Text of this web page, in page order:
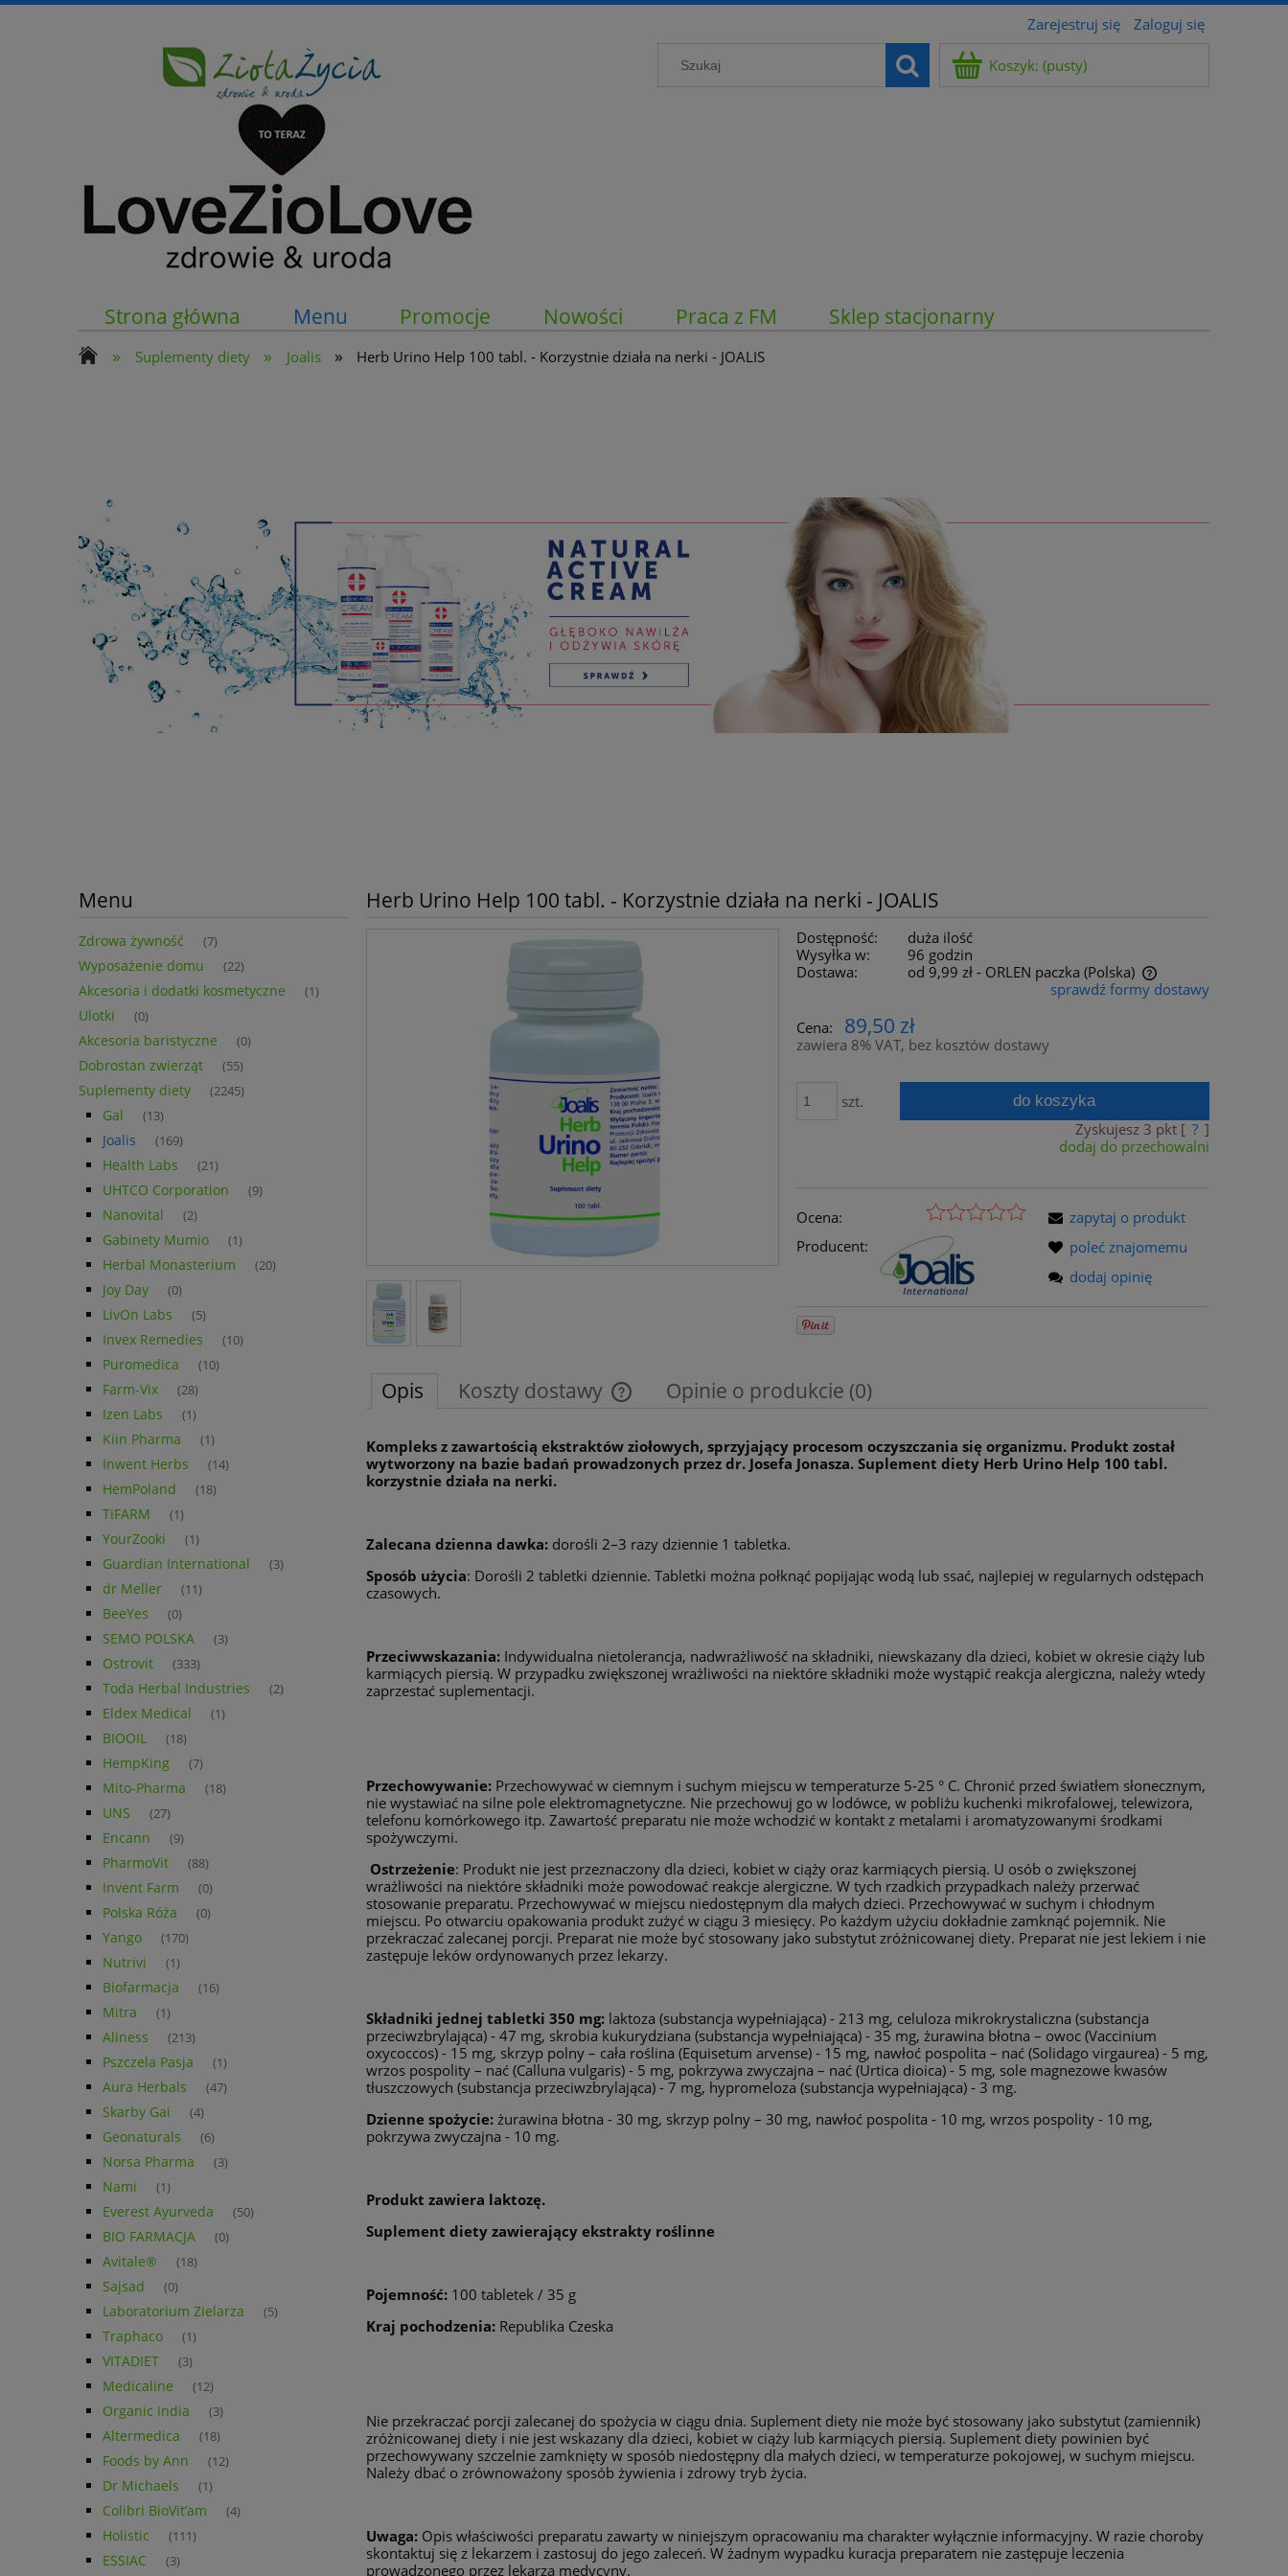
Zarejestruj się Zaloguj się
Koszyk: (pusty)
Strona główna Menu Promocje Nowości Praca z FM
Sklep stacjonarny
Kontakt z nami
» Suplementy diety » Joalis » Herb Urino Help 100 tabl. - Korzystnie działa na nerki - JOALIS
Menu
Zdrowa żywność (7)
Wyposażenie domu (22)
Akcesoria i dodatki kosmetyczne (1)
Ulotki (0)
Akcesoria baristyczne (0)
Dobrostan zwierząt (55)
Suplementy diety (2245)
Gal (13)
Joalis (169)
Health Labs (21)
UHTCO Corporation (9)
Nanovital (2)
Gabinety Mumio (1)
Herbal Monasterium (20)
Joy Day (0)
LivOn Labs (5)
Invex Remedies (10)
Puromedica (10)
Farm-Vix (28)
Izen Labs (1)
Kiin Pharma (1)
Inwent Herbs (14)
HemPoland (18)
TiFARM (1)
YourZooki (1)
Guardian International (3)
dr Meller (11)
BeeYes (0)
SEMO POLSKA (3)
Ostrovit (333)
Toda Herbal Industries (2)
Eldex Medical (1)
BIOOIL (18)
HempKing (7)
Mito-Pharma (18)
UNS (27)
Encann (9)
PharmoVit (88)
Invent Farm (0)
Polska Róża (0)
Yango (170)
Nutrivi (1)
Biofarmacja (16)
Mitra (1)
Aliness (213)
Pszczela Pasja (1)
Aura Herbals (47)
Skarby Gai (4)
Geonaturals (6)
Norsa Pharma (3)
Nami (1)
Everest Ayurveda (50)
BIO FARMACJA (0)
Avitale® (18)
Sajsad (0)
Laboratorium Zielarza (5)
Traphaco (1)
VITADIET (3)
Medicaline (12)
Organic India (3)
Altermedica (18)
Foods by Ann (12)
Dr Michaels (1)
Colibri BioVit’am (4)
Holistic (111)
ESSIAC (3)
Herb Urino Help 100 tabl. - Korzystnie działa na nerki - JOALIS
Dostępność:
duża ilość
Wysyłka w:
96 godzin
Dostawa:
od 9,99 zł - ORLEN paczka (Polska)
Cena nie zawiera ewentualnych kosztów
płatności
sprawdź formy dostawy
Cena:
89,50 zł
zawiera 8% VAT, bez kosztów dostawy
szt.
do koszyka
Zyskujesz 3 pkt [ ? ]
dodaj do przechowalni
Ocena:
Producent:
zapytaj o produkt
poleć znajomemu
dodaj opinię
Opis Koszty dostawy
Cena nie zawiera ewentualnych kosztów
płatności
Opinie o produkcie (0)
Kompleks z zawartością ekstraktów ziołowych, sprzyjający procesom oczyszczania się organizmu. Produkt został
wytworzony na bazie badań prowadzonych przez dr. Josefa Jonasza. Suplement diety Herb Urino Help 100 tabl.
korzystnie działa na nerki.
Zalecana dzienna dawka: dorośli 2–3 razy dziennie 1 tabletka.
Sposób użycia: Dorośli 2 tabletki dziennie. Tabletki można połknąć popijając wodą lub ssać, najlepiej w regularnych odstępach
czasowych.
Przeciwwskazania: Indywidualna nietolerancja, nadwrażliwość na składniki, niewskazany dla dzieci, kobiet w okresie ciąży lub
karmiących piersią. W przypadku zwiększonej wrażliwości na niektóre składniki może wystąpić reakcja alergiczna, należy wtedy
zaprzestać suplementacji.
Przechowywanie: Przechowywać w ciemnym i suchym miejscu w temperaturze 5-25 ° C. Chronić przed światłem słonecznym,
nie wystawiać na silne pole elektromagnetyczne. Nie przechowuj go w lodówce, w pobliżu kuchenki mikrofalowej, telewizora,
telefonu komórkowego itp. Zawartość preparatu nie może wchodzić w kontakt z metalami i aromatyzowanymi środkami
spożywczymi.
Ostrzeżenie: Produkt nie jest przeznaczony dla dzieci, kobiet w ciąży oraz karmiących piersią. U osób o zwiększonej
wrażliwości na niektóre składniki może powodować reakcje alergiczne. W tych rzadkich przypadkach należy przerwać
stosowanie preparatu. Przechowywać w miejscu niedostępnym dla małych dzieci. Przechowywać w suchym i chłodnym
miejscu. Po otwarciu opakowania produkt zużyć w ciągu 3 miesięcy. Po każdym użyciu dokładnie zamknąć pojemnik. Nie
przekraczać zalecanej porcji. Preparat nie może być stosowany jako substytut zróżnicowanej diety. Preparat nie jest lekiem i nie
zastępuje leków ordynowanych przez lekarzy.
Składniki jednej tabletki 350 mg: laktoza (substancja wypełniająca) - 213 mg, celuloza mikrokrystaliczna (substancja
przeciwzbrylająca) - 47 mg, skrobia kukurydziana (substancja wypełniająca) - 35 mg, żurawina błotna – owoc (Vaccinium
oxycoccos) - 15 mg, skrzyp polny – cała roślina (Equisetum arvense) - 15 mg, nawłoć pospolita – nać (Solidago virgaurea) - 5 mg,
wrzos pospolity – nać (Calluna vulgaris) - 5 mg, pokrzywa zwyczajna – nać (Urtica dioica) - 5 mg, sole magnezowe kwasów
tłuszczowych (substancja przeciwzbrylająca) - 7 mg, hypromeloza (substancja wypełniająca) - 3 mg.
Dzienne spożycie: żurawina błotna - 30 mg, skrzyp polny – 30 mg, nawłoć pospolita - 10 mg, wrzos pospolity - 10 mg,
pokrzywa zwyczajna - 10 mg.
Produkt zawiera laktozę.
Suplement diety zawierający ekstrakty roślinne
Pojemność: 100 tabletek / 35 g
Kraj pochodzenia: Republika Czeska
Nie przekraczać porcji zalecanej do spożycia w ciągu dnia. Suplement diety nie może być stosowany jako substytut (zamiennik)
zróżnicowanej diety i nie jest wskazany dla dzieci, kobiet w ciąży lub karmiących piersią. Suplement diety powinien być
przechowywany szczelnie zamknięty w sposób niedostępny dla małych dzieci, w temperaturze pokojowej, w suchym miejscu.
Należy dbać o zrównoważony sposób żywienia i zdrowy tryb życia.
Uwaga: Opis właściwości preparatu zawarty w niniejszym opracowaniu ma charakter wyłącznie informacyjny. W razie choroby
skontaktuj się z lekarzem i zastosuj do jego zaleceń. W żadnym wypadku kuracja preparatem nie zastępuje leczenia
prowadzonego przez lekarza medycyny.